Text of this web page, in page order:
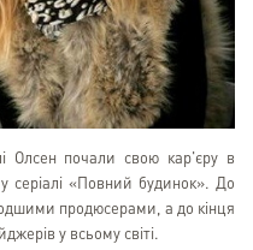
Олсен почали свою кар'єру в
серіалі «Повний будинок». До
продюсерами, а до кінця
у всьому світі.